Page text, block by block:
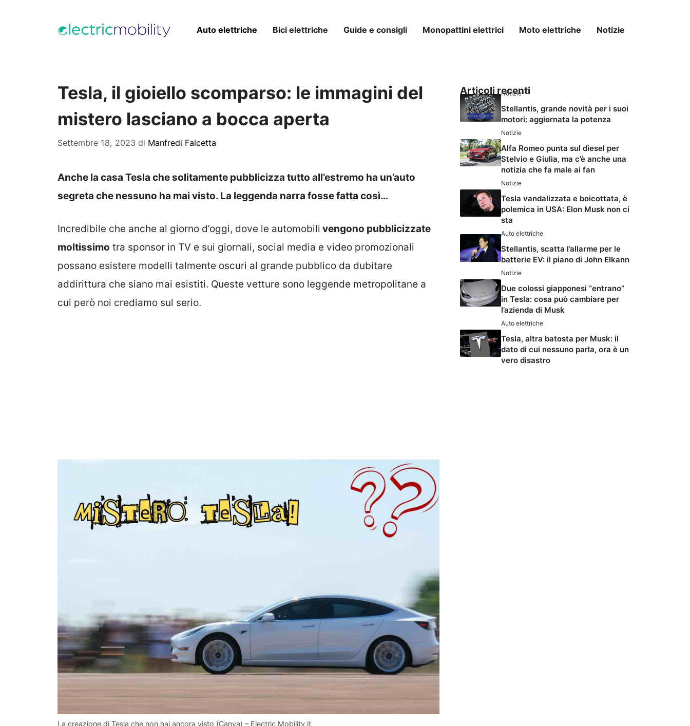
Auto elettriche Bici elettriche Guide e consigli Monopattini elettrici Moto elettriche Notizie
Tesla, il gioiello scomparso: le immagini del
mistero lasciano a bocca aperta
Settembre 18, 2023 di Manfredi Falcetta
Anche la casa Tesla che solitamente pubblicizza tutto all’estremo ha un’auto
segreta che nessuno ha mai visto. La leggenda narra fosse fatta così…
Incredibile che anche al giorno d’oggi, dove le automobili vengono pubblicizzate
moltissimo tra sponsor in TV e sui giornali, social media e video promozionali
possano esistere modelli talmente oscuri al grande pubblico da dubitare
addirittura che siano mai esistiti. Queste vetture sono leggende metropolitane a
cui però noi crediamo sul serio.
La creazione di Tesla che non hai ancora visto (Canva) – Electric Mobility.it
Articoli recenti
Notizie
Stellantis, grande novità per i suoi
motori: aggiornata la potenza
Notizie
Alfa Romeo punta sul diesel per
Stelvio e Giulia, ma c’è anche una
notizia che fa male ai fan
Notizie
Tesla vandalizzata e boicottata, è
polemica in USA: Elon Musk non ci
sta
Auto elettriche
Stellantis, scatta l’allarme per le
batterie EV: il piano di John Elkann
Notizie
Due colossi giapponesi “entrano”
in Tesla: cosa può cambiare per
l’azienda di Musk
Auto elettriche
Tesla, altra batosta per Musk: il
dato di cui nessuno parla, ora è un
vero disastro